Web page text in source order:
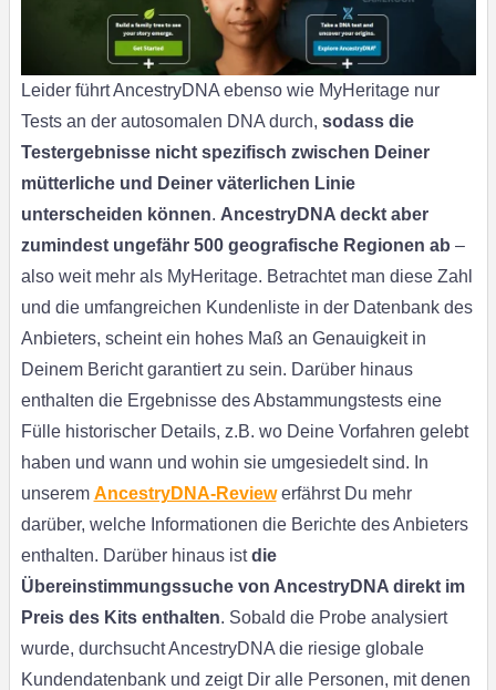
Leider führt AncestryDNA ebenso wie MyHeritage nur
Tests an der autosomalen DNA durch, sodass die
Testergebnisse nicht spezifisch zwischen Deiner
mütterliche und Deiner väterlichen Linie
unterscheiden können. AncestryDNA deckt aber
zumindest ungefähr 500 geografische Regionen ab –
also weit mehr als MyHeritage. Betrachtet man diese Zahl
und die umfangreichen Kundenliste in der Datenbank des
Anbieters, scheint ein hohes Maß an Genauigkeit in
Deinem Bericht garantiert zu sein. Darüber hinaus
enthalten die Ergebnisse des Abstammungstests eine
Fülle historischer Details, z.B. wo Deine Vorfahren gelebt
haben und wann und wohin sie umgesiedelt sind. In
unserem AncestryDNA-Reviewerfährst Du mehr
darüber, welche Informationen die Berichte des Anbieters
enthalten. Darüber hinaus istdie
Übereinstimmungssuche von AncestryDNA direkt im
Preis des Kits enthalten. Sobald die Probe analysiert
wurde, durchsucht AncestryDNA die riesige globale
Kundendatenbank und zeigt Dir alle Personen, mit denen